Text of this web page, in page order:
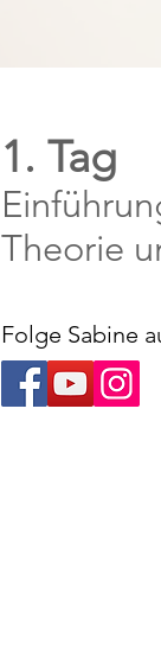
1. Tag
Theorie
Folge Sabine